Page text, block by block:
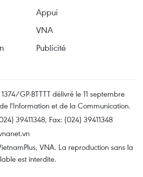
Appui
VNA
Publicité
GP-BTTTT délivré le 11 septembre
l'Information et de la Communication.
39411348, Fax: (024) 39411348
VNA. La reproduction sans la
est interdite.